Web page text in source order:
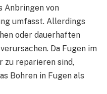
Anbringen von
umfasst. Allerdings
oder dauerhaften
Da Fugen im
zu reparieren sind,
Bohren in Fugen als